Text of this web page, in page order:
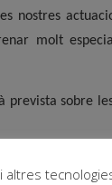
nostres
molt
sobre
altres